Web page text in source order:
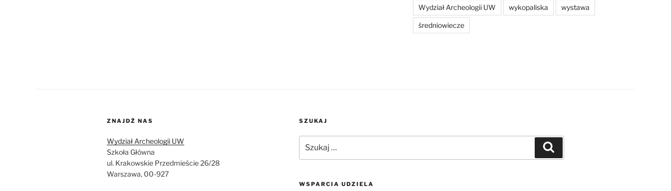
Wydział Archeologii UW wykopaliska wystawa
średniowiecze
ZNAJDŹ NAS
Wydział Archeologii UW
Szkoła Główna
ul. Krakowskie Przedmieście 26/28
Warszawa, 00-927
SZUKAJ
WSPARCIA UDZIELA